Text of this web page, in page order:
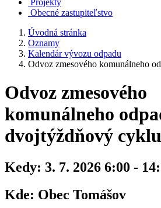
Projekty
Obecné zastupiteľstvo
Úvodná stránka
Oznamy
Kalendár vývozu odpadu
Odvoz zmesového komunálneho
Odvoz zmesového
komunálneho
dvojtýždňový
Kedy: 3. 7. 2026 6:00 -
Kde: Obec Tomášov